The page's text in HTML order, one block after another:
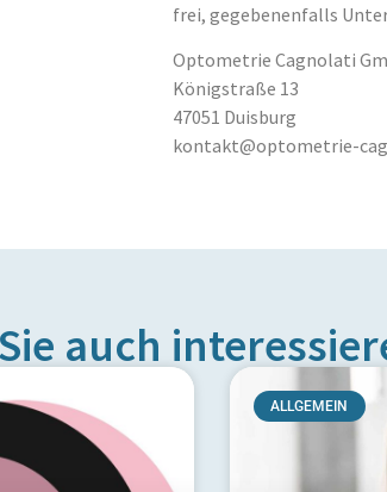
frei, gegebenenfalls
Optometrie Cagnolati
Königstraße 13
47051 Duisburg
kontakt@optometrie-
auch
ALLGEMEIN